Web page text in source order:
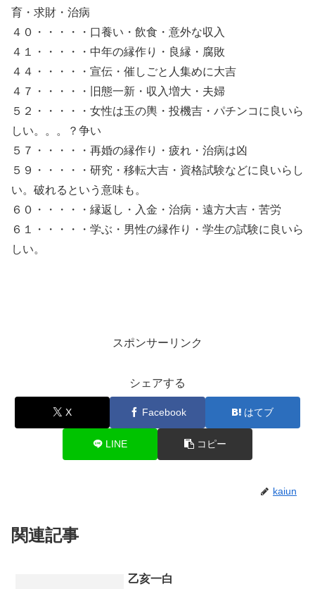
育・求財・治病
４０・・・・・口養い・飲食・意外な収入
４１・・・・・中年の縁作り・良縁・腐敗
４４・・・・・宣伝・催しごと人集めに大吉
４７・・・・・旧態一新・収入増大・夫婦
５２・・・・・女性は玉の輿・投機吉・パチンコに良いら
しい。。。？争い
５７・・・・・再婚の縁作り・疲れ・治病は凶
５９・・・・・研究・移転大吉・資格試験などに良いらし
い。破れるという意味も。
６０・・・・・縁返し・入金・治病・遠方大吉・苦労
６１・・・・・学ぶ・男性の縁作り・学生の試験に良いら
しい。
スポンサーリンク
シェアする
X Facebook はてブ
LINE コピー
kaiun
関連記事
乙亥一白